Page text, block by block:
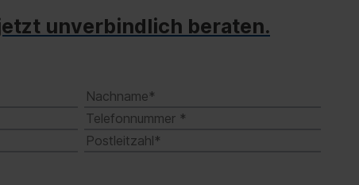
unverbindlich beraten.